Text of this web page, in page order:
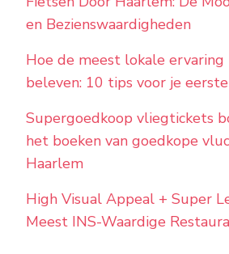
en Bezienswaardigheden
Hoe de meest lokale
beleven: 10 tips voor je
Supergoedkoop vliegtickets
het boeken van goedkope
Haarlem
High Visual Appeal + Super
Meest INS-Waardige